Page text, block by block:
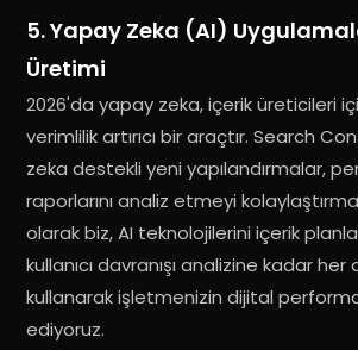
5. Yapay Zeka (AI)
Üretimi
2026'da yapay zeka, içerik üreticileri
verimlilik artırıcı bir araçtır.Search
zeka destekli yeni yapılandırmalar,
raporlarını analiz etmeyi
olarak biz, AI teknolojilerini içerik
kullanıcı davranışı analizine kadar
kullanarak işletmenizin dijital
ediyoruz.